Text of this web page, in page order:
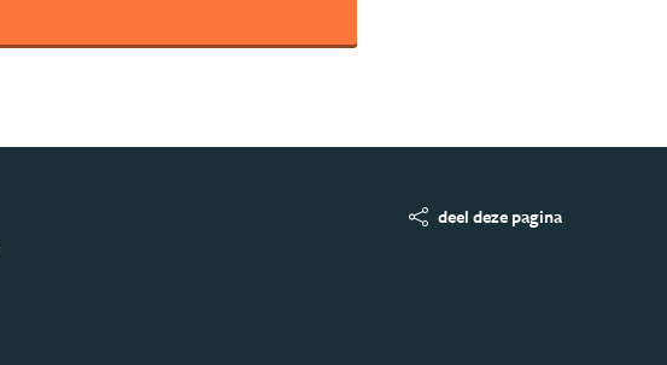
deel deze pagina